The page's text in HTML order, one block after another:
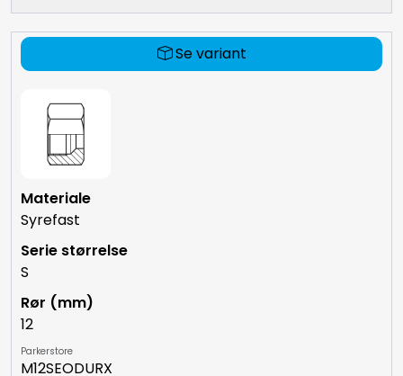
Se variant
Syrefast
S
12
Parkerstore
M12SEODURX